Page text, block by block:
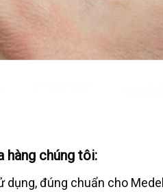
hàng chúng tôi:
dụng, đúng chuẩn cho